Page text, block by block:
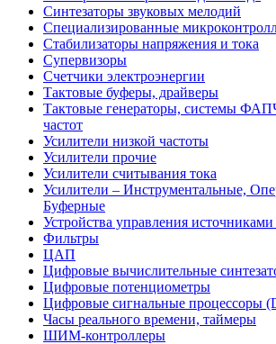
Синтезаторы звуковых мелодий
Специализированные
Стабилизаторы напряжения и тока
Супервизоры
Счетчики электроэнергии
Тактовые буферы, драйверы
Тактовые генераторы, системы
частот
Усилители низкой частоты
Усилители прочие
Усилители считывания тока
Усилители – Инструментальные,
Буферные
Устройства управления
Фильтры
ЦАП
Цифровые вычислительные
Цифровые потенциометры
Цифровые сигнальные процессоры
Часы реального времени, таймеры
ШИМ-контроллеры